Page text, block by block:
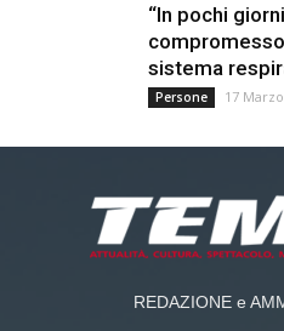
“In pochi
sistema
Persone 17
REDAZIONE e